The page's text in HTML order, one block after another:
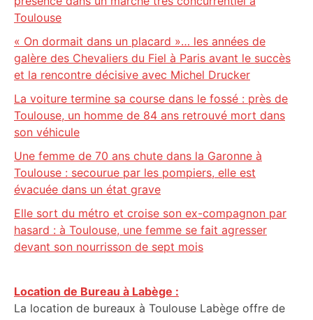
Toulouse
« On dormait dans un placard »… les années de
galère des Chevaliers du Fiel à Paris avant le succès
et la rencontre décisive avec Michel Drucker
La voiture termine sa course dans le fossé : près de
Toulouse, un homme de 84 ans retrouvé mort dans
son véhicule
Une femme de 70 ans chute dans la Garonne à
Toulouse : secourue par les pompiers, elle est
évacuée dans un état grave
Elle sort du métro et croise son ex-compagnon par
hasard : à Toulouse, une femme se fait agresser
devant son nourrisson de sept mois
Location de Bureau à Labège :
La location de bureaux à Toulouse Labège offre de